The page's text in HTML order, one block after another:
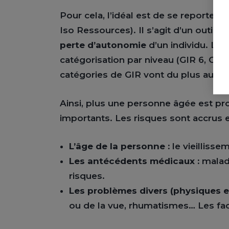
Pour cela, l’idéal est de se reporter
Iso Ressources). Il s’agit d’un outil
perte d’autonomie d’un individu. Le
catégorisation par niveau (GIR 6,
catégories de GIR vont du plus
Ainsi, plus une personne âgée est
importants. Les risques sont accrus
L’âge de la personne : le
Les antécédents médicaux :
risques.
Les problèmes divers (physiques
ou de la vue, rhumatismes… Les